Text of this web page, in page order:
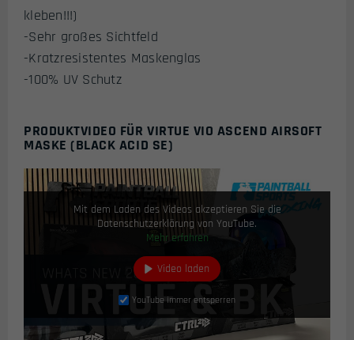
kleben!!!)
-Sehr großes Sichtfeld
-Kratzresistentes Maskenglas
-100% UV Schutz
PRODUKTVIDEO FÜR VIRTUE VIO ASCEND AIRSOFT
MASKE (BLACK ACID SE)
Mit dem Laden des Videos akzeptieren Sie die
Datenschutzerklärung von YouTube.
Mehr erfahren
Video laden
YouTube immer entsperren